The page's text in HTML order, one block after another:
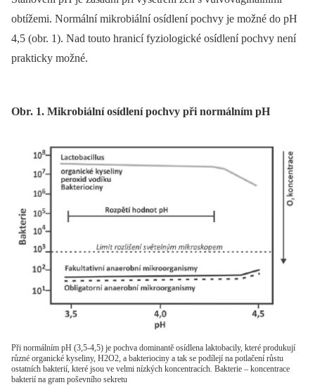
obtížemi. Normální mikrobiální osídlení pochvy je možné do pH
4,5 (obr. 1). Nad touto hranicí fyziologické osídlení pochvy není
prakticky možné.
Obr. 1. Mikrobiální osídlení pochvy při normálním pH
Při normálním pH (3,5-4,5) je pochva dominantě osídlena laktobacily, které produkují
různé organické kyseliny, H2O2, a bakteriociny a tak se podílejí na potlačení růstu
ostatních bakterií, které jsou ve velmi nízkých koncentracích. Bakterie – koncentrace
bakterií na gram poševního sekretu